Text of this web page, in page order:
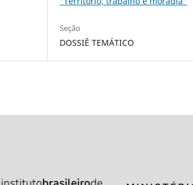
Seção
DOSSIÊ TEMÁTICO